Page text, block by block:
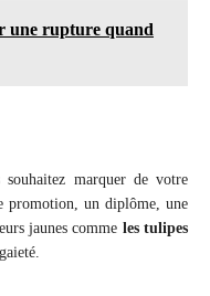
une rupture quand
souhaitez marquer de votre
promotion, un diplôme, une
jaunes comme les tulipes